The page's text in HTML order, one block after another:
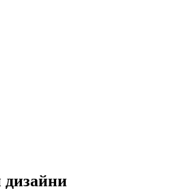
дизайни